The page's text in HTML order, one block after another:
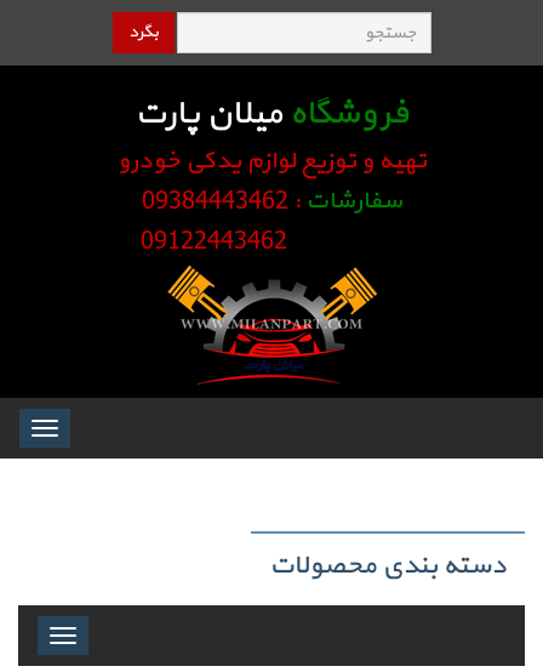
بگرد
فروشگاه میلان پارت
تهیه و توزیع لوازم یدکی خودرو
سفارشات : 09384443462
Toggle
دسته بندی محصولات
Toggle